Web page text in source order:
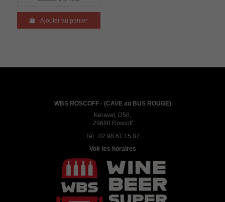
Ajouter au panier
WBS ROSCOFF - (CAVE au BUS ROUGE)
Keravel, D58,
29680 Roscoff
Tél : 02 98 61 15 87
Voir les horaires